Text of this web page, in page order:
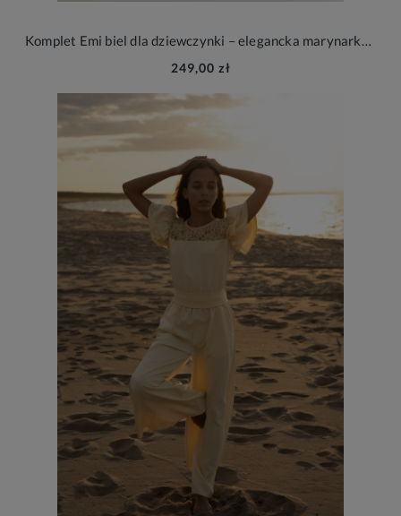
Komplet Emi biel dla dziewczynki – elegancka marynarka i spodnie na wesele i wyjątkowe okazje
249,00 zł